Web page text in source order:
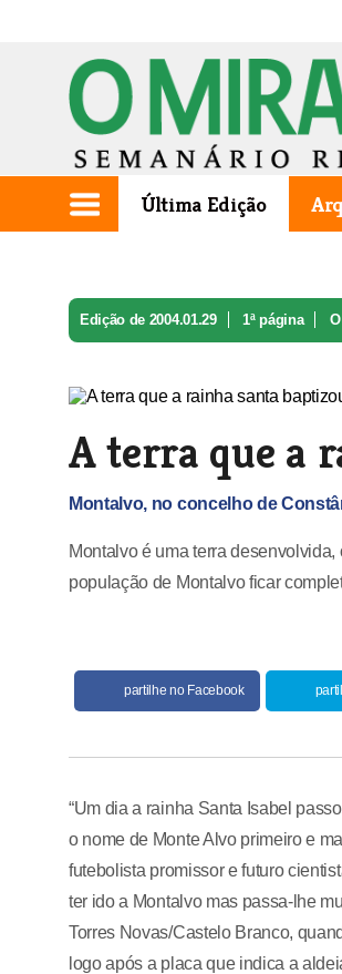
Última Edição
Edição de 2004.01.29 1ª página
A terra que a
Montalvo, no concelho de
Montalvo é uma terra
população de Montalvo ficar
partilhe no Facebook
“Um dia a rainha Santa Isabel
o nome de Monte Alvo primeiro e
futebolista promissor e futuro
ter ido a Montalvo mas passa-lhe
Torres Novas/Castelo Branco,
logo após a placa que indica a